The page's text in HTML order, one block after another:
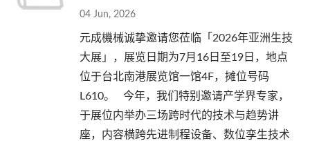
04 Jun, 2026
元成機械诚挚邀请您莅临「2026年亚洲生技
大展」，展览日期为7月16日至19日，地点
位于台北南港展览馆一馆4F，摊位号码
L610。 今年，我们特别邀请产学界专家，
于展位内举办三场跨时代的技术与趋势讲
座，内容横跨先进制程设备、数位孪生技术